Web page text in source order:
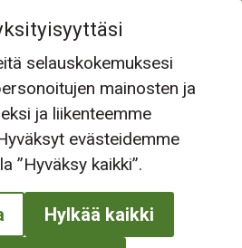
selauskokemuksesi
mainosten ja
ja liikenteemme
evästeidemme
”Hyväksy kaikki”.
Hylkää kaikki